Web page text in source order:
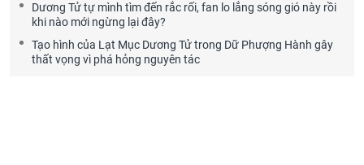
Dương Tử tự mình tìm đến rắc rối, fan lo lắng sóng gió này rồi
khi nào mới ngừng lại đây?
Tạo hình của Lạt Mục Dương Tử trong Dữ Phượng Hành gây
thất vọng vì phá hỏng nguyên tác